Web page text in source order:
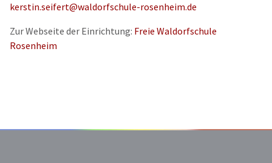
kerstin.seifert@waldorfschule-rosenheim.de
Zur Webseite der Einrichtung: Freie Waldorfschule
Rosenheim